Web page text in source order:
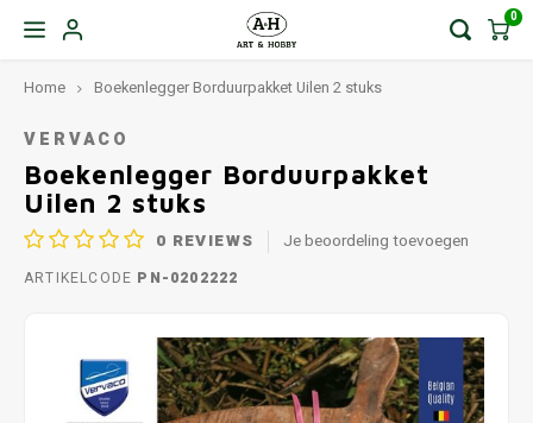
0
Home Boekenlegger Borduurpakket Uilen 2 stuks
VERVACO
Boekenlegger Borduurpakket
Uilen 2 stuks
0 REVIEWS Je beoordeling toevoegen
ARTIKELCODE PN-0202222